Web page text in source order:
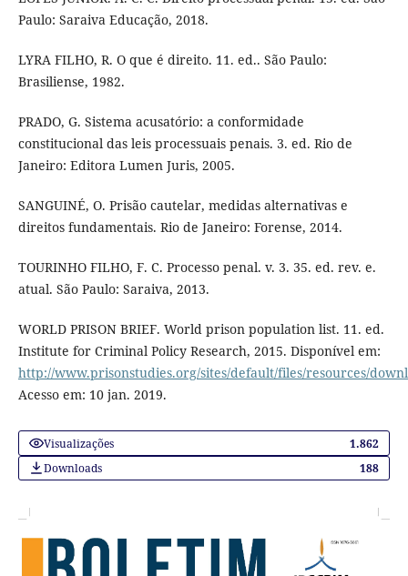
Paulo: Saraiva Educação, 2018.
LYRA FILHO, R. O que é direito. 11. ed.. São Paulo:
Brasiliense, 1982.
PRADO, G. Sistema acusatório: a conformidade
constitucional das leis processuais penais. 3. ed. Rio de
Janeiro: Editora Lumen Juris, 2005.
SANGUINÉ, O. Prisão cautelar, medidas alternativas e
direitos fundamentais. Rio de Janeiro: Forense, 2014.
TOURINHO FILHO, F. C. Processo penal. v. 3. 35. ed. rev. e.
atual. São Paulo: Saraiva, 2013.
WORLD PRISON BRIEF. World prison population list. 11. ed.
Institute for Criminal Policy Research, 2015. Disponível em:
http://www.prisonstudies.org/sites/default/files/resources/
Acesso em: 10 jan. 2019.
Visualizações
1.862
Downloads
188